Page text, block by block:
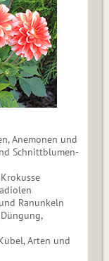
Anemonen und
Schnittblumen-
Krokusse
Ranunkeln
Arten und